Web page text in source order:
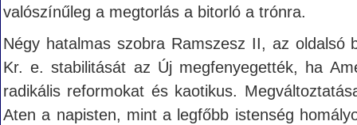
valószínűleg a megtorlás a bitorló a trónra.
Négy hatalmas szobra Ramszesz II, az oldalsó
Kr. e. stabilitását az Új megfenyegették, ha
radikális reformokat és kaotikus.
Aten a napisten, mint a legfőbb istenség